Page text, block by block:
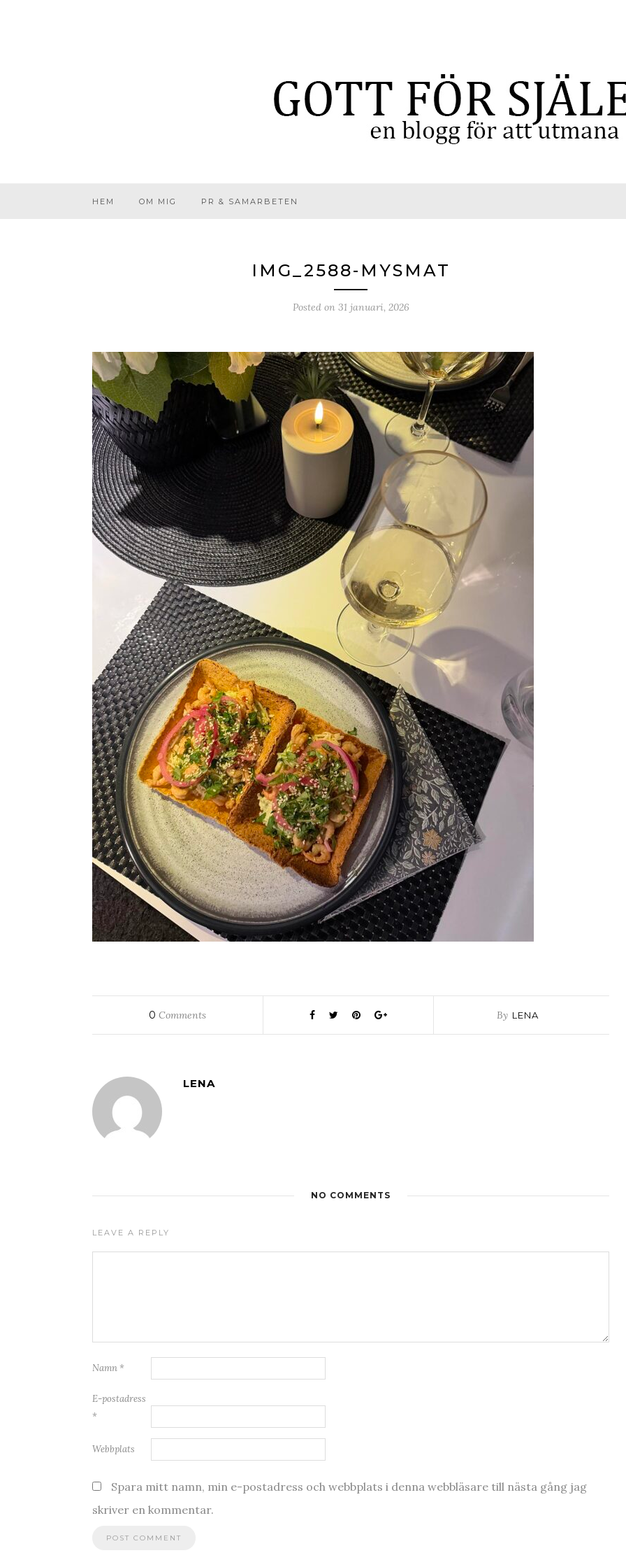
HEM OM MIG PR & SAMARBETEN
IMG_2588-MYSMAT
Posted on 31 januari, 2026
0 Comments By LENA
LENA
NO COMMENTS
LEAVE A REPLY
Namn *
E-postadress
*
Webbplats
Spara mitt namn, min e-postadress och webbplats i denna webbläsare till nästa gång jag
skriver en kommentar.